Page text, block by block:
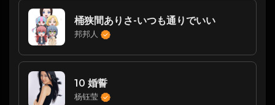
桶狭間ありさ-いつも通りでいい
邦邦人
10 婚誓
杨钰莹